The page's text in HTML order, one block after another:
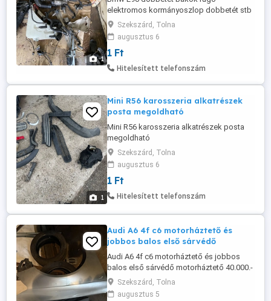
1
elektromos kormányoszlop dobbetét stb
Szekszárd, Tolna
augusztus 6
1 Ft
Hitelesített telefonszám
1
Mini R56 karosszeria alkatrészek
posta megoldható
Mini R56 karosszeria alkatrészek posta
megoldható
Szekszárd, Tolna
augusztus 6
1 Ft
Hitelesített telefonszám
Audi A6 4f c6 motorháztető és
jobbos balos első sárvédő
Audi A6 4f c6 motorháztető és jobbos
balos első sárvédő motorháztető 40.000.-
sárvédő 20.000 db
Szekszárd, Tolna
augusztus 5